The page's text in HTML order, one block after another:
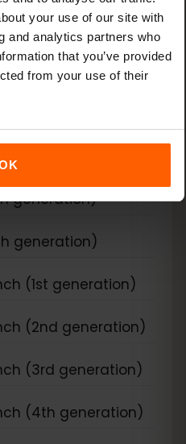
your use of our site with
and analytics partners who
that you’ve provided
from your use of their
generation)
generation)
generation)
generation)
generation)
(1st generation)
(2nd generation)
(3rd generation)
(4th generation)